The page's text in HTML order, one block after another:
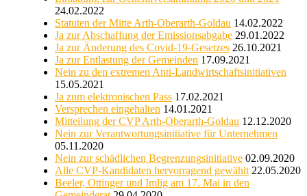
24.02.2022
Statuten der Mitte Arth-Oberarth-Goldau 14.02.2022
Ja zur Abschaffung der Emissionsabgabe 29.01.2022
Ja zur Änderung des Covid-19-Gesetzes 26.10.2021
Ja zur Entlastung der Gemeinden 17.09.2021
Nein zu den extremen Anti-Landwirtschaftsinitiativen
15.05.2021
Ja zum elektronischen Pass 17.02.2021
Versprechen eingehalten 14.01.2021
Mitteilung der CVP Arth-Oberarth-Goldau 12.12.2020
Nein zur Verantwortungsinitiative für Unternehmen
05.11.2020
Nein zur schädlichen Begrenzungsinitiative 02.09.2020
Alle CVP-Kandidaten hervorragend gewählt 22.05.2020
Beeler, Ottinger und Imlig am 17. Mai in den